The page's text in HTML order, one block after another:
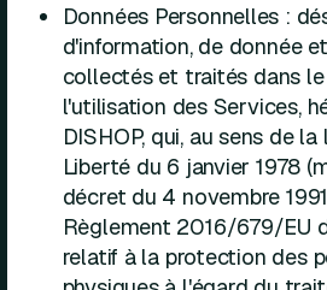
Données Personnelles :
d'information, de donnée
collectés et traités dans
l'utilisation des Services,
DISHOP, qui, au sens de
Liberté du 6 janvier 1978
décret du 4 novembre
Règlement 2016/679/EU
relatif à la protection des